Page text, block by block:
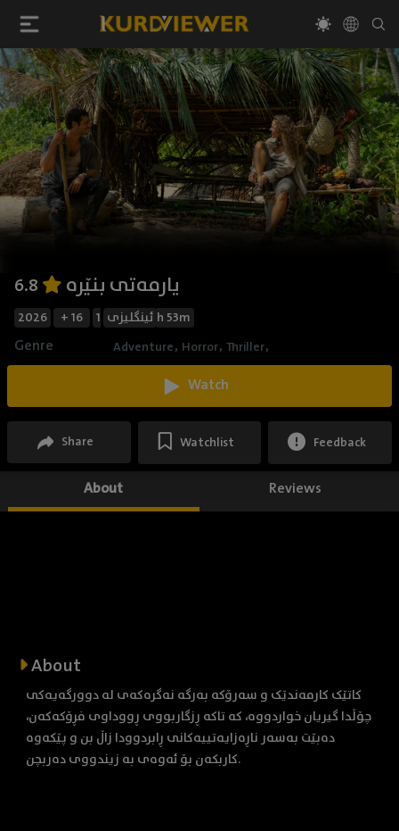
یارمەتی بنێرە
2026 + 16 ئینگلیزی 1h 53m
Genre Adventure, Horror, Thriller,
Watch
Share Watchlist Feedback
About Reviews
About
کاتێک کارمەندێک و سەرۆکە بەرگە نەگرەکەی لە دوورگەیەکی
چۆڵدا گیریان خواردووە، کە تاکە ڕزگاربووی ڕووداوی فڕۆکەکەن،
دەبێت بەسەر ناڕەزایەتییەکانی ڕابردوودا زاڵ بن و پێکەوە
کاربکەن بۆ ئەوەی بە زیندووی دەربچن.